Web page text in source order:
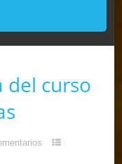
del curso